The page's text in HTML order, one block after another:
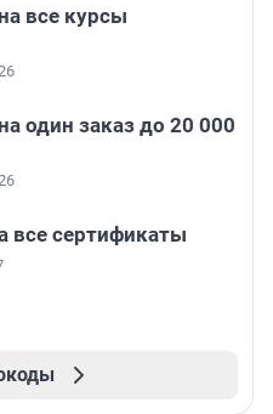
все курсы
один заказ до 20 000
все сертификаты